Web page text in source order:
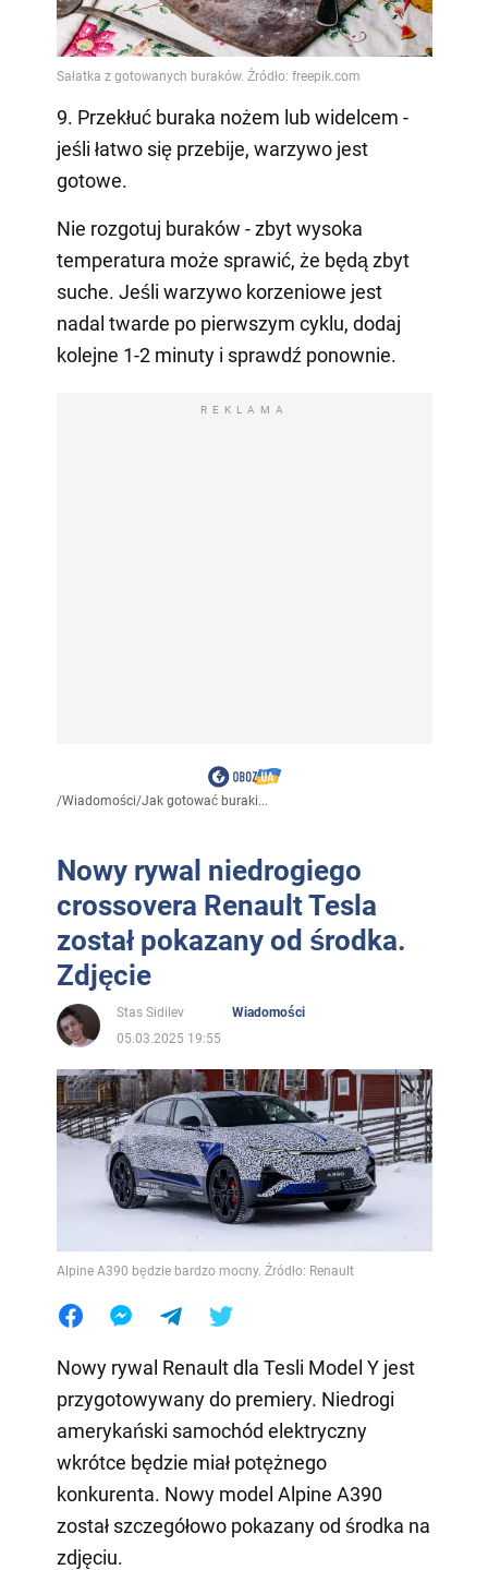
9. Przekłuć buraka nożem lub widelcem -
jeśli łatwo się przebije, warzywo jest
gotowe.
Nie rozgotuj buraków - zbyt wysoka
temperatura może sprawić, że będą zbyt
suche. Jeśli warzywo korzeniowe jest
nadal twarde po pierwszym cyklu, dodaj
kolejne 1-2 minuty i sprawdź ponownie.
REKLAMA
/Wiadomości/Jak gotować buraki...
Nowy rywal niedrogiego
crossovera Renault Tesla
został pokazany od środka.
Zdjęcie
Stas Sidilev
Wiadomości
05.03.2025 19:55
Alpine A390 będzie bardzo mocny. Źródło: Renault
Nowy rywal Renault dla Tesli Model Y jest
przygotowywany do premiery. Niedrogi
amerykański samochód elektryczny
wkrótce będzie miał potężnego
konkurenta. Nowy model Alpine A390
został szczegółowo pokazany od środka na
zdjęciu.